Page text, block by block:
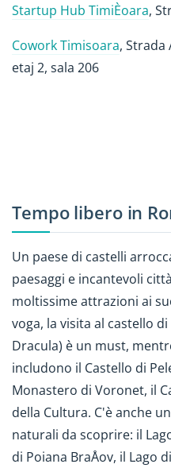
Startup Hub TimiÈoara,
Cowork Timisoara, Strada
etaj 2, sala 206
Tempo libero in
Un paese di castelli
paesaggi e incantevoli
moltissime attrazioni ai
voga, la visita al castello
Dracula) è un must,
includono il Castello di
Monastero di Voronet, il
della Cultura. C'è anche
naturali da scoprire: il
di Poiana BraÅov, il Lago